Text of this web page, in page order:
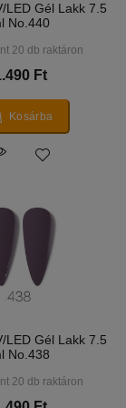
LED Gél Lakk 7.5
No.440
20 db raktáron
Ft
Kosárba
LED Gél Lakk 7.5
No.438
20 db raktáron